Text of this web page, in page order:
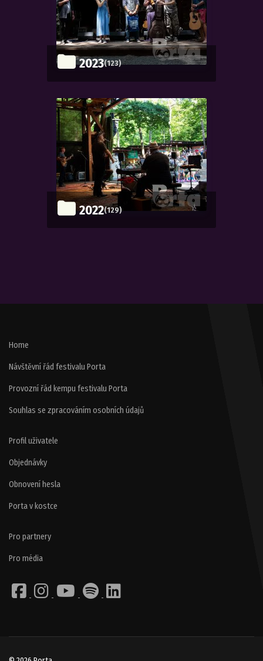
2023(123)
2022(129)
Home
Návštěvní řád festivalu Porta
Provozní řád kempu festivalu Porta
Souhlas se zpracováním osobních údajů
Profil uživatele
Objednávky
Obnovení hesla
Porta v kostce
Pro partnery
Pro média